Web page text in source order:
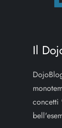
Il
concetti